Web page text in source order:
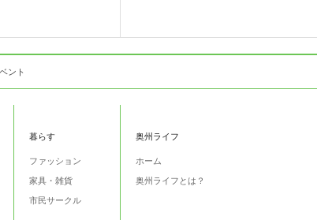
ント
暮らす
ファッション
家具・雑貨
市民サークル
奥州ライフ
ホーム
奥州ライフとは？